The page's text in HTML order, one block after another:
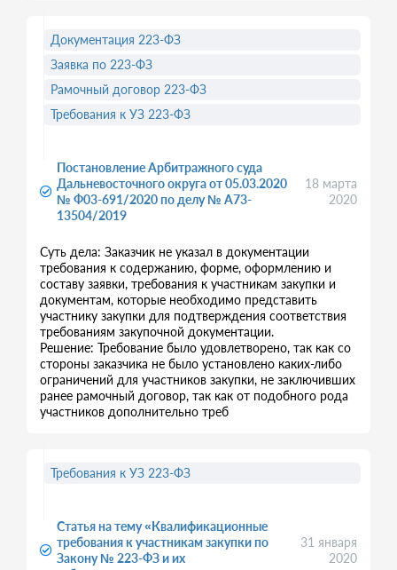
Постановление Арбитражного суда
Дальневосточного округа от 05.03.2020
№ Ф03-691/2020 по делу № А73-
13504/2019
18 марта
2020
Суть дела: Заказчик не указал в документации
требования к содержанию, форме, оформлению и
составу заявки, требования к участникам закупки и
документам, которые необходимо представить
участнику закупки для подтверждения соответствия
требованиям закупочной документации.
Решение: Требование было удовлетворено, так как со
стороны заказчика не было установлено каких-либо
ограничений для участников закупки, не заключивших
ранее рамочный договор, так как от подобного рода
участников дополнительно треб
Документация 223-ФЗ
Заявка по 223-ФЗ
Рамочный договор 223-ФЗ
Требования к УЗ 223-ФЗ
Статья на тему «Квалификационные
требования к участникам закупки по
Закону № 223-ФЗ и их
31 января
2020
Требования к УЗ 223-ФЗ